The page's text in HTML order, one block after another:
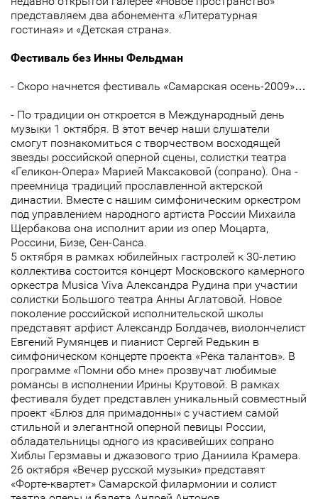
представляем два абонемента «Литературная
гостиная» и «Детская страна».
Фестиваль без Инны Фельдман
- Скоро начнется фестиваль «Самарская осень-2009»…
- По традиции он откроется в Международный день
музыки 1 октября. В этот вечер наши слушатели
смогут познакомиться с творчеством восходящей
звезды российской оперной сцены, солистки театра
«Геликон-Опера» Марией Максаковой (сопрано). Она -
преемница традиций прославленной актерской
династии. Вместе с нашим симфоническим оркестром
под управлением народного артиста России Михаила
Щербакова она исполнит арии из опер Моцарта,
Россини, Бизе, Сен-Санса.
5 октября в рамках юбилейных гастролей к 30-летию
коллектива состоится концерт Московского камерного
оркестра Musica Viva Александра Рудина при участии
солистки Большого театра Анны Аглатовой. Новое
поколение российской исполнительской школы
представят арфист Александр Болдачев, виолончелист
Евгений Румянцев и пианист Сергей Редькин в
симфоническом концерте проекта «Река талантов». В
программе «Помни обо мне» прозвучат любимые
романсы в исполнении Ирины Крутовой. В рамках
фестиваля будет представлен уникальный совместный
проект «Блюз для примадонны» с участием самой
стильной и элегантной оперной певицы России,
обладательницы одного из красивейших сопрано
Хиблы Герзмавы и джазового трио Даниила Крамера.
26 октября «Вечер русской музыки» представят
«Форте-квартет» Самарской филармонии и солист